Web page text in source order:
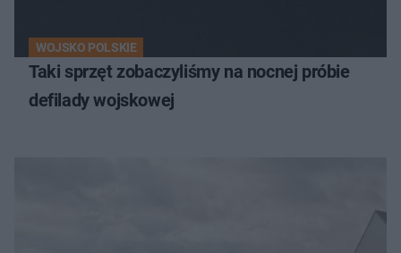
WOJSKO POLSKIE
Taki sprzęt zobaczyliśmy na nocnej próbie
defilady wojskowej